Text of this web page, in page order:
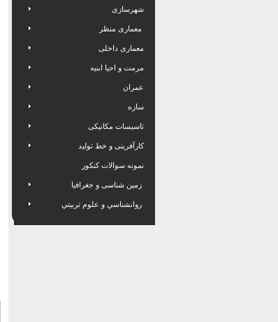
شهرسازی
معماری منظر
معماری داخلی
مرمت و احیا ابنیه
عمران
سازه
تاسیسات مکانیکی
کارآفرینی و خط تولید
نمونه سوالات کنکور
زمین شناسی و جغرافیا
روانشناسي و علوم تربيتي